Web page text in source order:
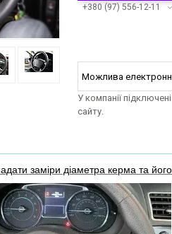
+380 (97) 556-12-11
У компанії
сайту.
заміри діаметра керма та